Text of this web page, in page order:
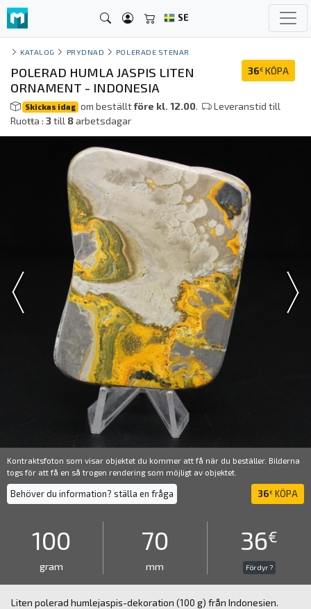
SE
KATALOG PRYDNAD POLERADE STENAR
36€ KÖPA
POLERAD HUMLA JASPIS LITEN
ORNAMENT - INDONESIA
Skickas idag om beställtföre kl. 12.00.
Leveranstid till
Ruoŧŧa : 3till 8arbetsdagar
Kontraktsfoton som visar objektet du kommer att få när du beställer. Bilderna
togs för att få en så trogen rendering som möjligt av objektet.
Behöver du information? ställa en fråga 36€ KÖPA
100
gram
70
mm
36€
För dyr ?
Liten polerad humlejaspis-dekoration (100 g) från Indonesien.